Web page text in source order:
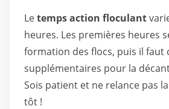
Letemps action floculant
heures. Les premières heures
formation des flocs, puis il faut
supplémentaires pour la
Sois patient et ne relance pas
tôt !